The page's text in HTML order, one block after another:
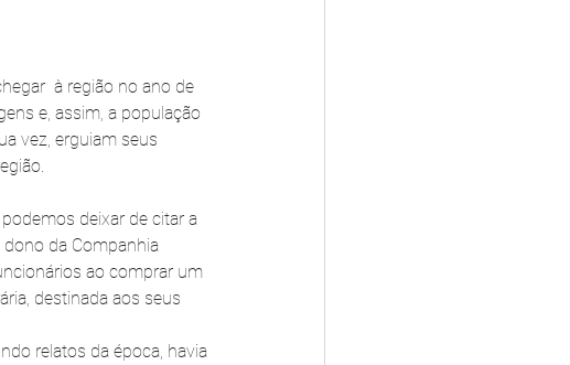
à região no ano de
e, assim, a população
vez, erguiam seus
deixar de citar a
da Companhia
ao comprar um
destinada aos seus
relatos da época, havia